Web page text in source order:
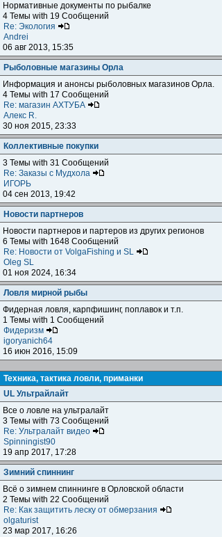
Нормативные документы по рыбалке
4 Темы with 19 Сообщений
Re: Экология
Andrei
06 авг 2013, 15:35
Рыболовные магазины Орла
Информация и анонсы рыболовных магазинов Орла.
4 Темы with 17 Сообщений
Re: магазин АХТУБА
Алекс R.
30 ноя 2015, 23:33
Коллективные покупки
3 Темы with 31 Сообщений
Re: Заказы с Мудхола
ИГОРЬ
04 сен 2013, 19:42
Новости партнеров
Новости партнеров и партеров из других регионов
6 Темы with 1648 Сообщений
Re: Новости от VolgaFishing и SL
Oleg SL
01 ноя 2024, 16:34
Ловля мирной рыбы
Фидерная ловля, карпфишинг, поплавок и т.п.
1 Темы with 1 Сообщений
Фидеризм
igoryanich64
16 июн 2016, 15:09
Техника, тактика ловли, приманки
UL Ультрайлайт
Все о ловле на ультралайт
3 Темы with 73 Сообщений
Re: Ультралайт видео
Spinningist90
19 апр 2017, 17:28
Зимний спиннинг
Всё о зимнем спиннинге в Орловской области
2 Темы with 22 Сообщений
Re: Как защитить леску от обмерзания
olgaturist
23 мар 2017, 16:26